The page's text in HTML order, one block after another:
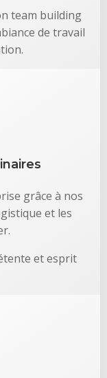
team building
de travail
grâce à nos
et les
et esprit